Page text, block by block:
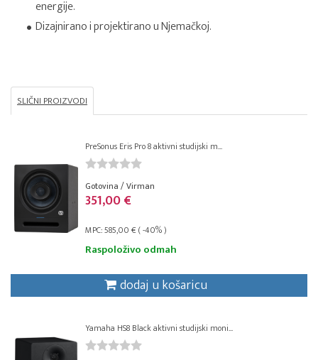
energije.
Dizajnirano i projektirano u Njemačkoj.
SLIČNI PROIZVODI
PreSonus Eris Pro 8 aktivni studijski m...
Gotovina / Virman
351,00 €
MPC: 585,00 € ( -40% )
Raspoloživo odmah
dodaj u košaricu
Yamaha HS8 Black aktivni studijski moni...